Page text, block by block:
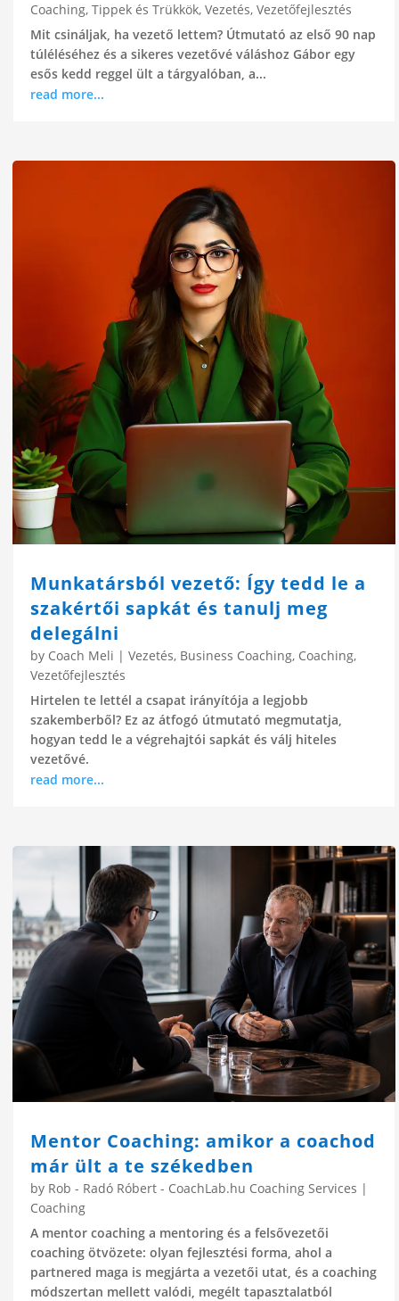
Coaching, Tippek és Trükkök, Vezetés, Vezetőfejlesztés
Mit csináljak, ha vezető lettem? Útmutató az első 90 nap
túléléséhez és a sikeres vezetővé váláshoz Gábor egy
esős kedd reggel ült a tárgyalóban, a...
read more...
Munkatársból vezető: Így tedd le a
szakértői sapkát és tanulj meg
delegálni
by Coach Meli | Vezetés, Business Coaching, Coaching,
Vezetőfejlesztés
Hirtelen te lettél a csapat irányítója a legjobb
szakemberből? Ez az átfogó útmutató megmutatja,
hogyan tedd le a végrehajtói sapkát és válj hiteles
vezetővé.
read more...
Mentor Coaching: amikor a coachod
már ült a te székedben
by Rob - Radó Róbert - CoachLab.hu Coaching Services |
Coaching
A mentor coaching a mentoring és a felsővezetői
coaching ötvözete: olyan fejlesztési forma, ahol a
partnered maga is megjárta a vezetői utat, és a coaching
módszertan mellett valódi, megélt tapasztalatból